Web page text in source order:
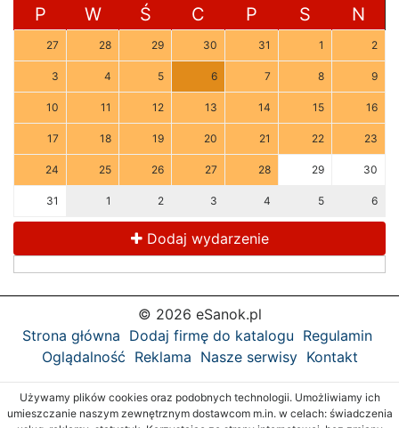
P W Ś C P S N
27 28 29 30 31 1 2
3 4 5 6 7 8 9
10 11 12 13 14 15 16
17 18 19 20 21 22 23
24 25 26 27 28 29 30
31 1 2 3 4 5 6
Dodaj wydarzenie
© 2026 eSanok.pl
Strona główna Dodaj firmę do katalogu Regulamin
Oglądalność Reklama Nasze serwisy Kontakt
Używamy plików cookies oraz podobnych technologii. Umożliwiamy ich
umieszczanie naszym zewnętrznym dostawcom m.in. w celach: świadczenia